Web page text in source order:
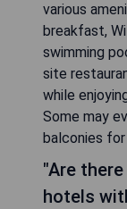
various
breakfast,
swimming
site
while
Some may
balconies
"Are
hotels